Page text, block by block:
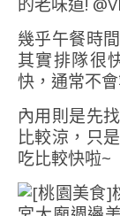
幾乎午餐時
其實排隊很
快，通常不
內用則是先
比較涼，只
吃比較快啦~